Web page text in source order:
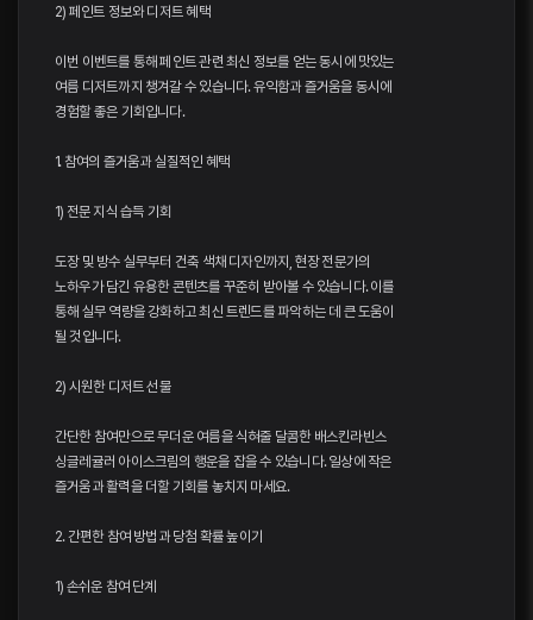
2) 페인트 정보와 디저트 혜택
이번 이벤트를 통해 페인트 관련 최신 정보를 얻는 동시에 맛있는
여름 디저트까지 챙겨갈 수 있습니다. 유익함과 즐거움을 동시에
경험할 좋은 기회입니다.
1. 참여의 즐거움과 실질적인 혜택
1) 전문 지식 습득 기회
도장 및 방수 실무부터 건축 색채 디자인까지, 현장 전문가의
노하우가 담긴 유용한 콘텐츠를 꾸준히 받아볼 수 있습니다. 이를
통해 실무 역량을 강화하고 최신 트렌드를 파악하는 데 큰 도움이
될 것입니다.
2) 시원한 디저트 선물
간단한 참여만으로 무더운 여름을 식혀줄 달콤한 배스킨라빈스
싱글레귤러 아이스크림의 행운을 잡을 수 있습니다. 일상에 작은
즐거움과 활력을 더할 기회를 놓치지 마세요.
2. 간편한 참여 방법과 당첨 확률 높이기
1) 손쉬운 참여 단계